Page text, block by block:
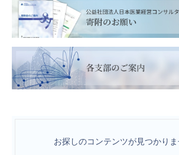
お探しのコンテンツが見つかりま